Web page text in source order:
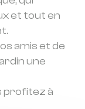
et tout en
amis et de
une
profitez à